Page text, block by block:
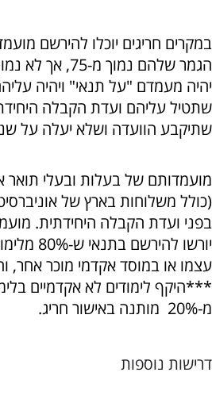
במקרים חריגים יוכלו להירשם
יהיה מעמדם "על תנאי" ויהיה
שתטיל עליהם ועדת הקבלה
שתיקבע הוועדה ושלא יעלה על
מועמדותם של בעלות ובעלי תואר
(כולל משלוחות בארץ של
בפני ועדת הקבלה היחידתית.
יורשו
עצמו או במוסד אקדמי מוכר אחר,
***היקף לימודים לא אקדמיים
מ-20% מותנה באישור חריג.
דרישות נוספות